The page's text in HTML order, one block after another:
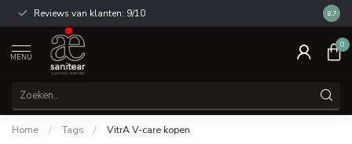
Reviews van klanten: 9/10 14
8.7
MENU
0
Home / Tags / VitrA V-care kopen